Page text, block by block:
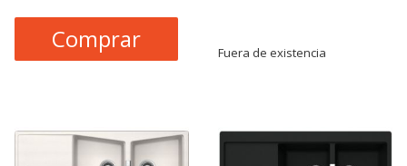
Comprar
Fuera de existencia